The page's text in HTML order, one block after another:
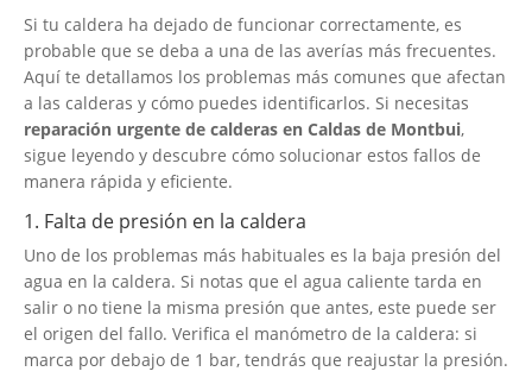
Si tu caldera ha dejado de funcionar correctamente, es
probable que se deba a una de las averías más frecuentes.
Aquí te detallamos los problemas más comunes que afectan
a las calderas y cómo puedes identificarlos. Si necesitas
reparación urgente de calderas en Caldas de Montbui,
sigue leyendo y descubre cómo solucionar estos fallos de
manera rápida y eficiente.
1. Falta de presión en la caldera
Uno de los problemas más habituales es la baja presión del
agua en la caldera. Si notas que el agua caliente tarda en
salir o no tiene la misma presión que antes, este puede ser
el origen del fallo. Verifica el manómetro de la caldera: si
marca por debajo de 1 bar, tendrás que reajustar la presión.